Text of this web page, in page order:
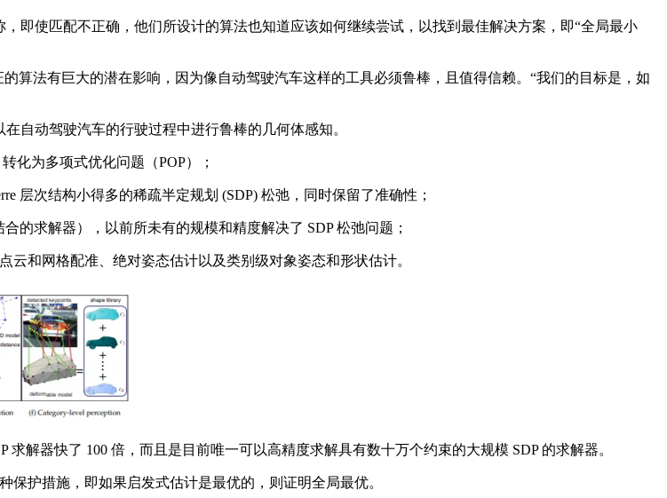
使匹配不正确，他们所设计的算法也知道应该如何继续尝试，以找到最佳解决方案，即“全局最小
法有巨大的潜在影响，因为像自动驾驶汽车这样的工具必须鲁棒，且值得信赖。“我们的目标是，如
动驾驶汽车的行驶过程中进行鲁棒的几何体感知。
化为多项式优化问题（POP）；
次结构小得多的稀疏半定规划 (SDP) 松弛，同时保留了准确性；
求解器），以前所未有的规模和精度解决了 SDP 松弛问题；
和网格配准、绝对姿态估计以及类别级对象姿态和形状估计。
器快了 100 倍，而且是目前唯一可以高精度求解具有数十万个约束的大规模 SDP 的求解器。
护措施，即如果启发式估计是最优的，则证明全局最优。